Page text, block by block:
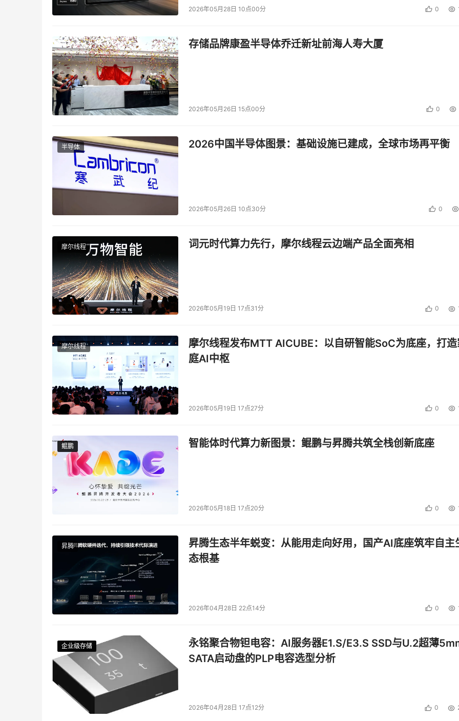
2026年05月28日 10点00分 0
存储品牌康盈半导体乔迁新址前海人寿大厦
2026年05月26日 15点00分 0
半导体 2026中国半导体图景：基础设施已建成，全球市场再平衡
2026年05月26日 10点30分 0
摩尔线程 词元时代算力先行，摩尔线程云边端产品全面亮相
2026年05月19日 17点31分 0
摩尔线程
摩尔线程发布MTT AICUBE：以自研智能SoC为底座，打
庭AI中枢
2026年05月19日 17点27分 0
鲲鹏
鲲鹏 智能体时代算力新图景：鲲鹏与昇腾共筑全栈创新底座
2026年05月18日 17点20分 0
昇腾
昇腾生态半年蜕变：从能用走向好用，国产AI底座筑牢自主
态根基
2026年04月28日 22点14分 0
企业级存储
企业级存储
企业级存储
企业级存储
永铭聚合物钽电容：AI服务器E1.S/E3.S SSD与U.2超薄
SATA启动盘的PLP电容选型分析
2026年04月28日 17点12分 0